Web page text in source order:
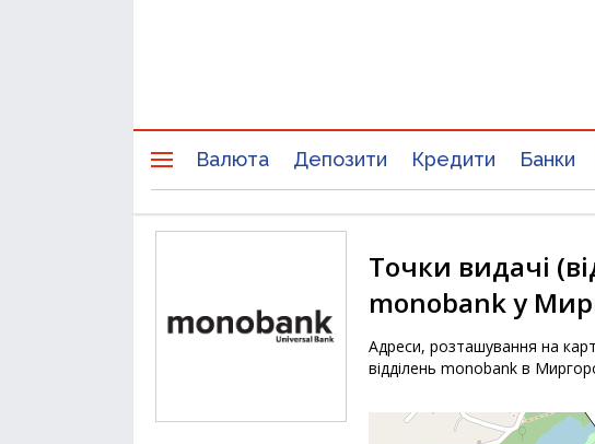
Валюта Депозити Кредити Банки
Точки видачі
monobank у
Адреси, розташування на
відділень monobank в